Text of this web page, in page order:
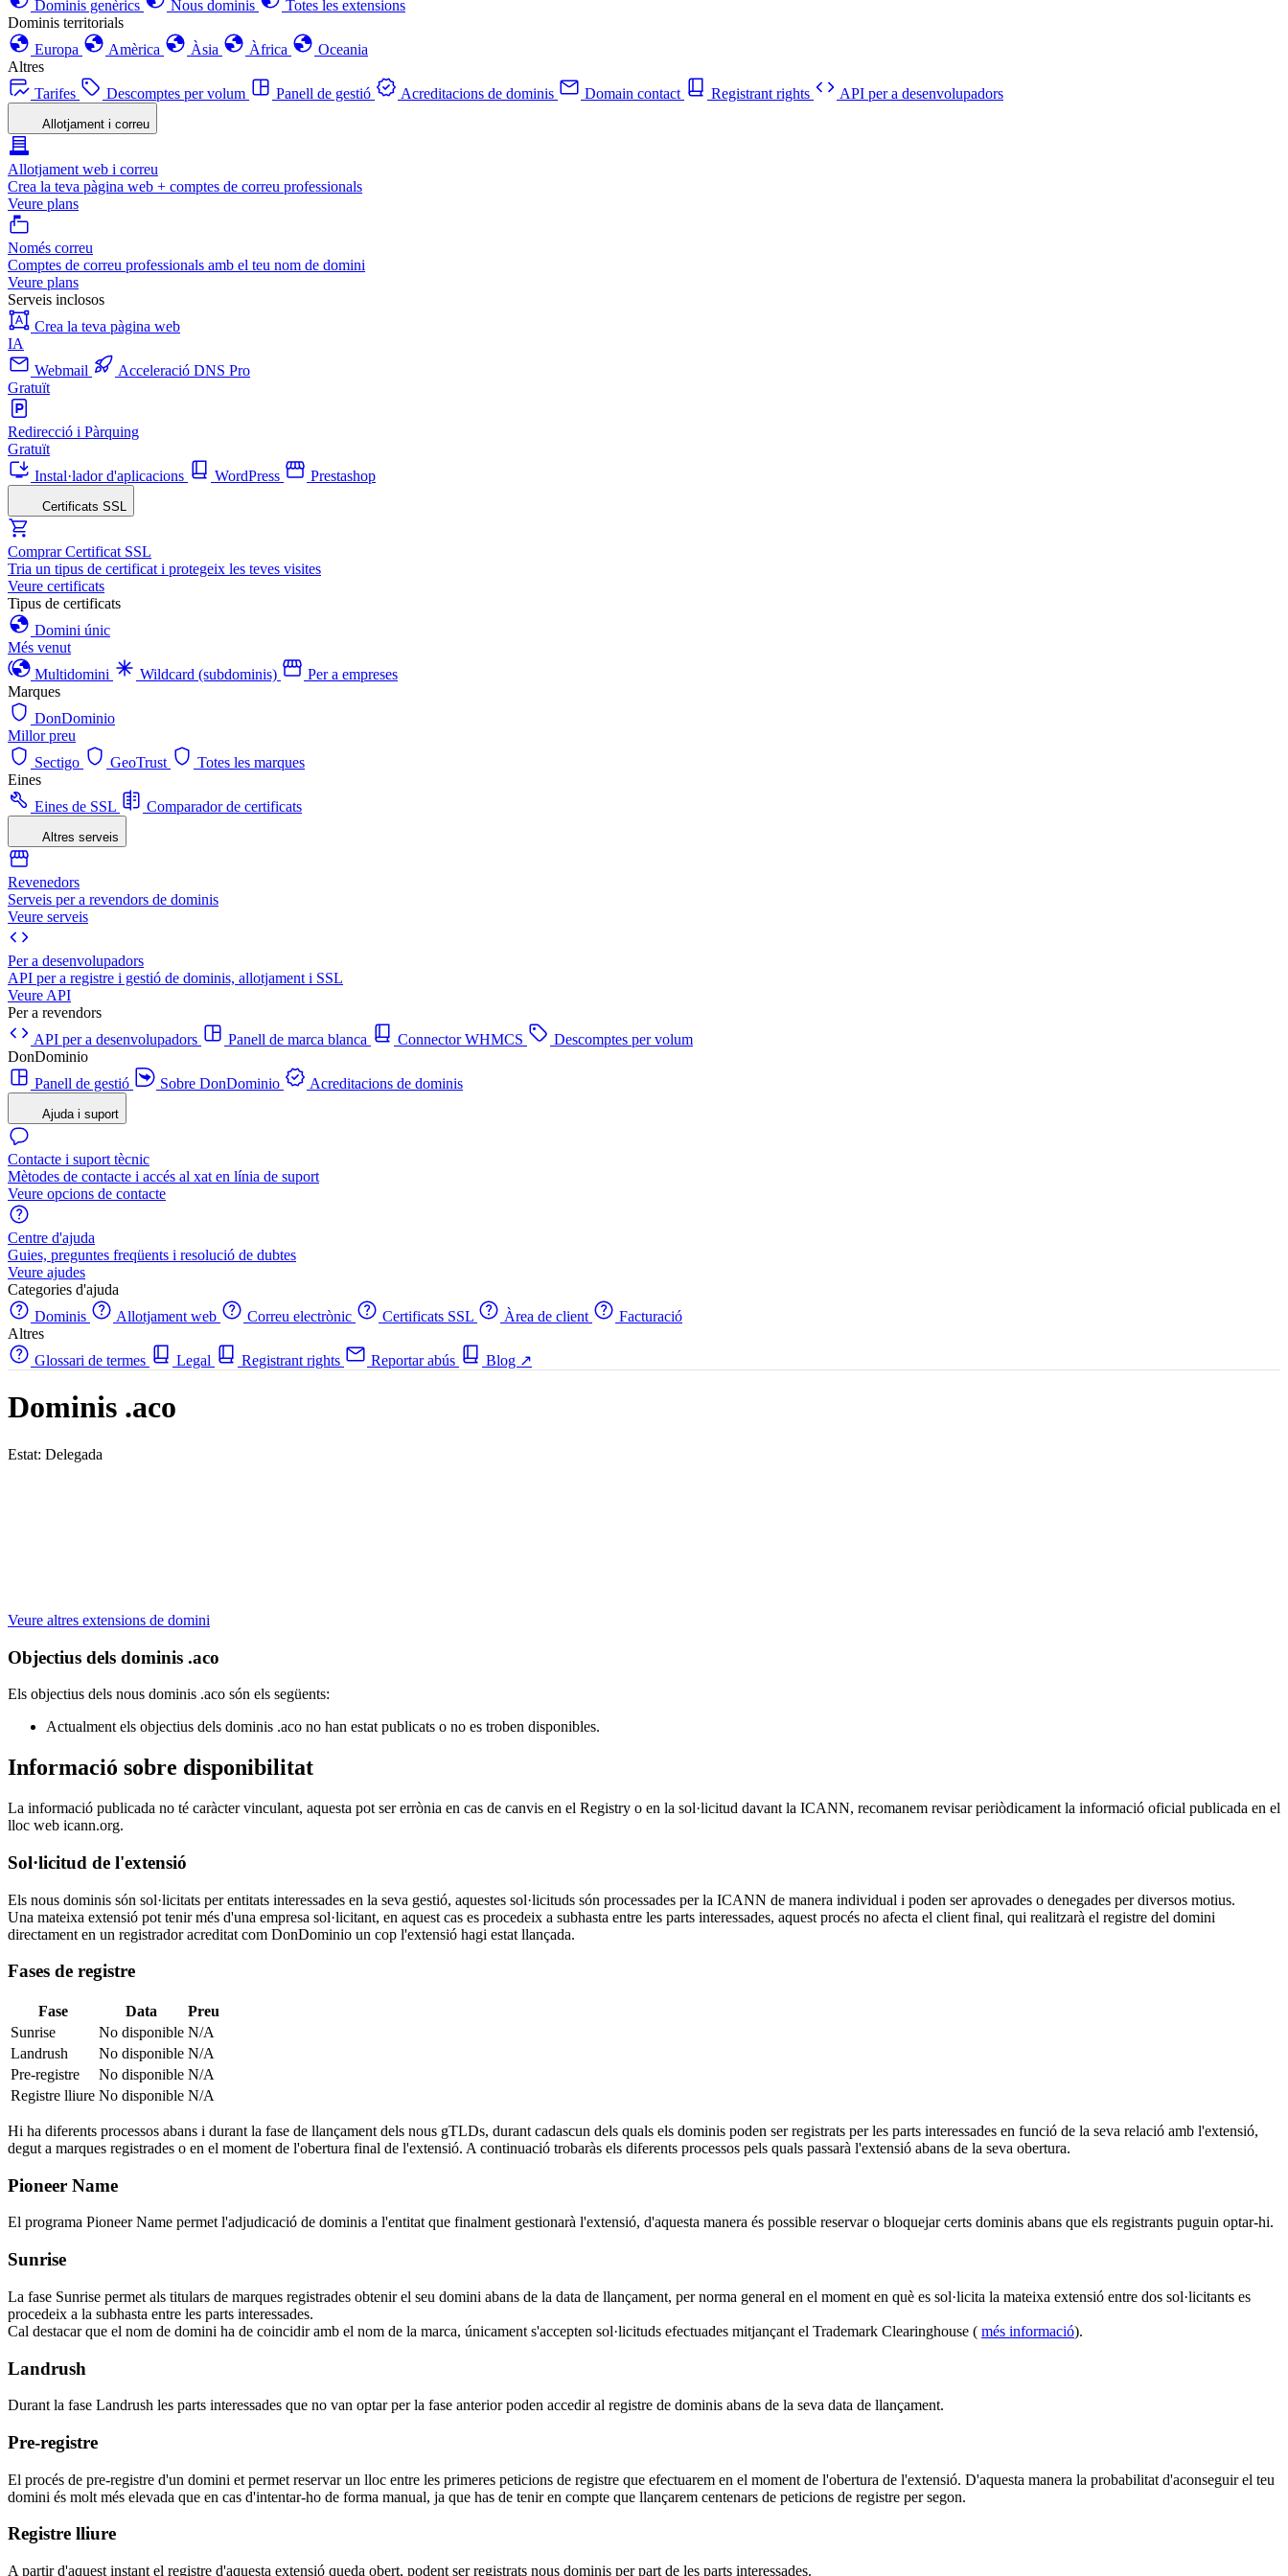
Dominis genèrics Nous dominis
Totes les extensions
Dominis territorials
Europa
Amèrica Àsia Àfrica
Oceania
Altres
Tarifes
Descomptes per volum Panell de gestió Acreditacions de dominis Domain contact Registrant rights API per a desenvolupadors
Allotjament i correu
Allotjament web i correu
Crea la teva pàgina web + comptes de correu professionals
Veure plans
Només correu
Comptes de correu professionals amb el teu nom de domini
Veure plans
Serveis inclosos
Crea la teva pàgina web
IA
Webmail
Acceleració DNS Pro
Gratuït
Redirecció i Pàrquing
Gratuït
Instal·lador d'aplicacions
WordPress Prestashop
Certificats SSL
Comprar Certificat SSL
Tria un tipus de certificat i protegeix les teves visites
Veure certificats
Tipus de certificats
Domini únic
Més venut
Multidomini
Wildcard (subdominis)
Per a empreses
Marques
DonDominio
Millor preu
Sectigo
GeoTrust
Totes les marques
Eines
Eines de SSL
Comparador de certificats
Altres serveis
Revenedors
Serveis per a revendors de dominis
Veure serveis
Per a desenvolupadors
API per a registre i gestió de dominis, allotjament i SSL
Veure API
Per a revendors
API per a desenvolupadors
Panell de marca blanca Connector WHMCS
Descomptes per volum
DonDominio
Panell de gestió
Sobre DonDominio Acreditacions de dominis
Ajuda i suport
Contacte i suport tècnic
Mètodes de contacte i accés al xat en línia de suport
Veure opcions de contacte
Centre d'ajuda
Guies, preguntes freqüents i resolució de dubtes
Veure ajudes
Categories d'ajuda
Dominis
Allotjament web Correu electrònic Certificats SSL Àrea de client
Facturació
Altres
Glossari de termes
Legal Registrant rights Reportar abús Blog ↗
Dominis .aco
Estat: Delegada
Veure altres extensions de domini
Objectius dels dominis .aco
Els objectius dels nous dominis .aco són els següents:
Actualment els objectius dels dominis .aco no han estat publicats o no es troben disponibles.
Informació sobre disponibilitat
La informació publicada no té caràcter vinculant, aquesta pot ser errònia en cas de canvis en el Registry o en la sol·licitud davant la ICANN, recomanem revisar periòdicament la informació oficial publicada en el
lloc web icann.org.
Sol·licitud de l'extensió
Els nous dominis són sol·licitats per entitats interessades en la seva gestió, aquestes sol·licituds són processades per la ICANN de manera individual i poden ser aprovades o denegades per diversos motius.
Una mateixa extensió pot tenir més d'una empresa sol·licitant, en aquest cas es procedeix a subhasta entre les parts interessades, aquest procés no afecta el client final, qui realitzarà el registre del domini
directament en un registrador acreditat com DonDominio un cop l'extensió hagi estat llançada.
Fases de registre
Fase Data
Preu
Sunrise
No disponible N/A
Landrush
No disponible N/A
Pre-registre
No disponible N/A
Registre lliure No disponible N/A
Hi ha diferents processos abans i durant la fase de llançament dels nous gTLDs, durant cadascun dels quals els dominis poden ser registrats per les parts interessades en funció de la seva relació amb l'extensió,
degut a marques registrades o en el moment de l'obertura final de l'extensió. A continuació trobaràs els diferents processos pels quals passarà l'extensió abans de la seva obertura.
Pioneer Name
El programa Pioneer Name permet l'adjudicació de dominis a l'entitat que finalment gestionarà l'extensió, d'aquesta manera és possible reservar o bloquejar certs dominis abans que els registrants puguin optar-hi.
Sunrise
La fase Sunrise permet als titulars de marques registrades obtenir el seu domini abans de la data de llançament, per norma general en el moment en què es sol·licita la mateixa extensió entre dos sol·licitants es
procedeix a la subhasta entre les parts interessades.
Cal destacar que el nom de domini ha de coincidir amb el nom de la marca, únicament s'accepten sol·licituds efectuades mitjançant el Trademark Clearinghouse ( més informació).
Landrush
Durant la fase Landrush les parts interessades que no van optar per la fase anterior poden accedir al registre de dominis abans de la seva data de llançament.
Pre-registre
El procés de pre-registre d'un domini et permet reservar un lloc entre les primeres peticions de registre que efectuarem en el moment de l'obertura de l'extensió. D'aquesta manera la probabilitat d'aconseguir el teu
domini és molt més elevada que en cas d'intentar-ho de forma manual, ja que has de tenir en compte que llançarem centenars de peticions de registre per segon.
Registre lliure
A partir d'aquest instant el registre d'aquesta extensió queda obert, podent ser registrats nous dominis per part de les parts interessades.